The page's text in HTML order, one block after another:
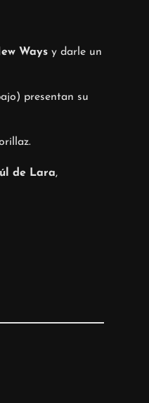
Waysy darle un
presentan su
de Lara,